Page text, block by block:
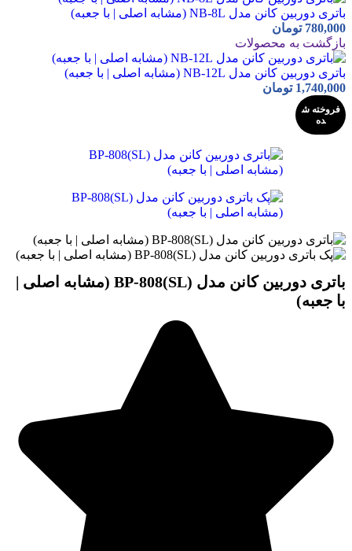
باتری دوربین کانن مدل NB-8L (مشابه اصلی | با جعبه)
780,000 تومان
بازگشت به محصولات
باتری دوربین کانن مدل NB-12L (مشابه اصلی | با جعبه)
1,740,000 تومان
فروخته ش
ده
باتری دوربین کانن مدل BP-808(SL) (مشابه اصلی |
با جعبه)